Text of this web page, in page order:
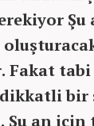
Şu
Fakat
bir
Şu an